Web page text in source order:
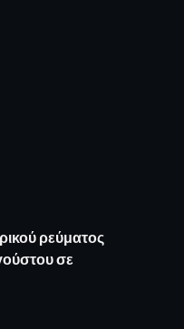
ρεύματος
σε